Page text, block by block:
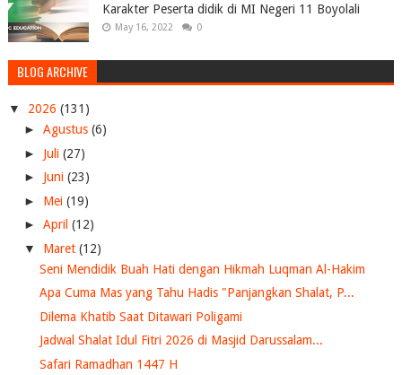
Karakter Peserta didik di MI Negeri 11 Boyolali
May 16, 2022 0
BLOG ARCHIVE
▼ 2026 (131)
► Agustus (6)
► Juli (27)
► Juni (23)
► Mei (19)
► April (12)
▼ Maret (12)
Seni Mendidik Buah Hati dengan Hikmah Luqman Al-Hakim
Apa Cuma Mas yang Tahu Hadis "Panjangkan Shalat, P...
Dilema Khatib Saat Ditawari Poligami
Jadwal Shalat Idul Fitri 2026 di Masjid Darussalam...
Safari Ramadhan 1447 H